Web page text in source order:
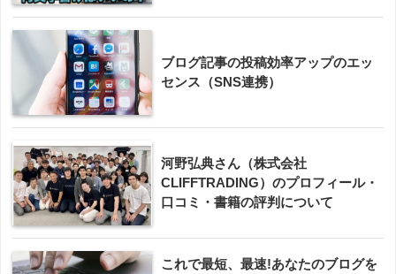
ブログ記事の投稿効率アップのエッ
センス（SNS連携）
河野弘典さん（株式会社
CLIFFTRADING）のプロフィール・
口コミ・書籍の評判について
これで最短、最速!あなたのブログを